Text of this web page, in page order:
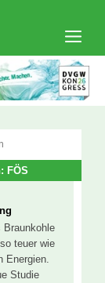
FÖS
Braunkohle
teuer wie
Energien.
Studie